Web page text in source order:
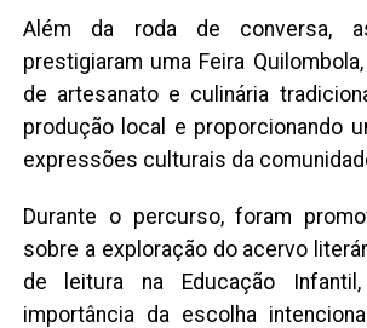
Além da roda de conversa,
prestigiaram uma Feira
de artesanato e culinária
produção local e proporcionando
expressões culturais da
Durante o percurso, foram
sobre a exploração do acervo
de leitura na Educação
importância da escolha